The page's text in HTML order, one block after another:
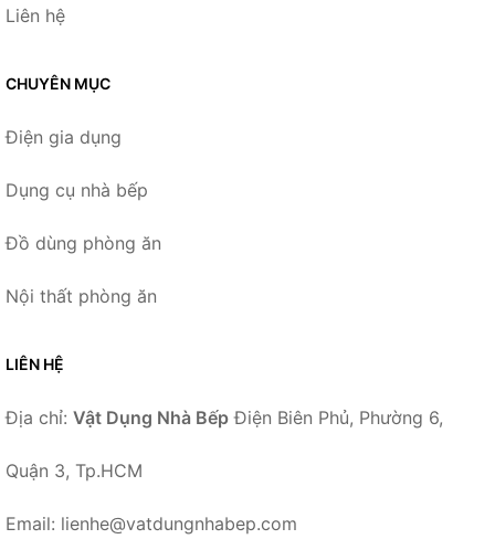
Liên hệ
CHUYÊN MỤC
Điện gia dụng
Dụng cụ nhà bếp
Đồ dùng phòng ăn
Nội thất phòng ăn
LIÊN HỆ
Địa chỉ: Vật Dụng Nhà Bếp Điện Biên Phủ, Phường 6,
Quận 3, Tp.HCM
Email: lienhe@vatdungnhabep.com